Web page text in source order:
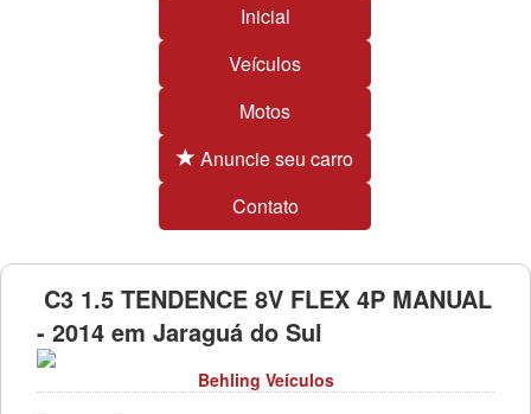
Inicial
Veículos
Motos
Anuncie seu carro
Contato
C3 1.5 TENDENCE 8V FLEX 4P MANUAL
- 2014 em Jaraguá do Sul
Behling Veículos